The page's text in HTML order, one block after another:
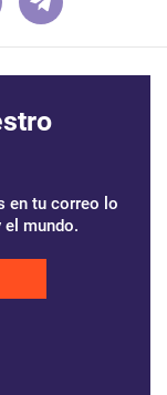
en tu correo lo
el mundo.